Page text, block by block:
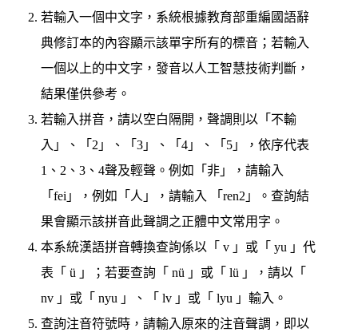
若輸入一個中文字，系統根據教育部重編國語辭
典修訂本的內容顯示該單字所有的標音；若輸入
一個以上的中文字，發音以人工智慧技術判斷，
結果僅供參考。
若輸入拼音，請以空白隔開，聲調則以「不輸
入」、「2」、「3」、「4」、「5」，依序代表
1、2、3、4聲及輕聲。例如「非」，請輸入
「fei」，例如「人」，請輸入 「ren2」。查詢結
果會顯示該拼音此聲調之正體中文常用字。
本系統漢語拼音轉換查詢係以「 v 」或「 yu 」代
表「 ü 」；若要查詢「 nü 」或「 lü 」，請以「
nv 」或「 nyu 」、「 lv 」或「 lyu 」輸入。
查詢注音符號時，請輸入原來的注音聲調，即以